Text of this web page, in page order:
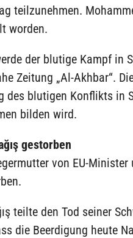
teilzunehmen.
worden.
der blutige Kampf in
Zeitung „Al-Akhbar“.
des blutigen Konflikts in
bilden wird.
gestorben
von EU-
teilte den Tod seiner
die Beerdigung heute